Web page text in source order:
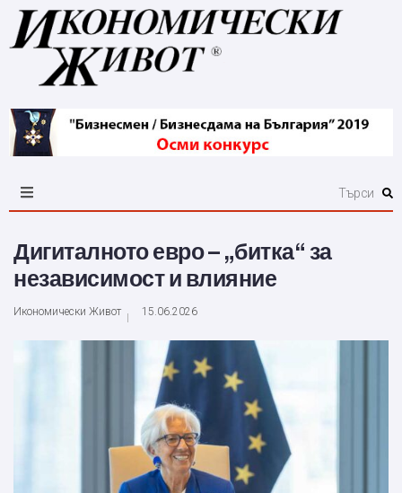
Дигиталното евро – „битка“ за
независимост и влияние
Икономически Живот 15.06.2026